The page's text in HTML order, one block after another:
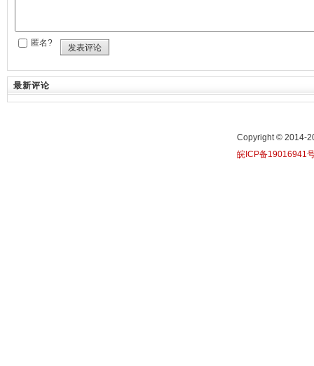
匿名?
发表评论
最新评论
Copyright © 2014-
皖ICP备19016941